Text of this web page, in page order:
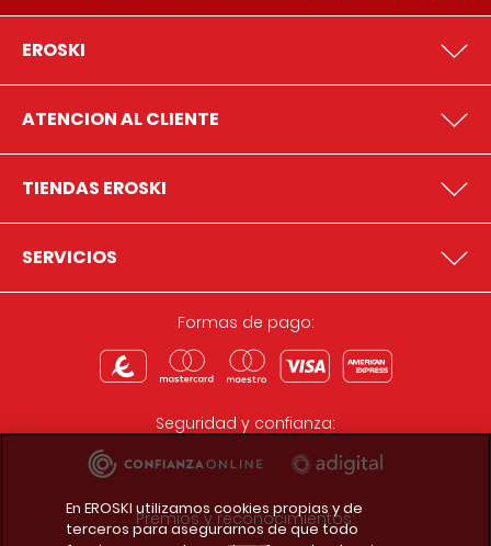
EROSKI
ATENCION AL CLIENTE
TIENDAS EROSKI
SERVICIOS
Formas de pago:
Seguridad y confianza:
Premios y reconocimientos:
En EROSKI utilizamos cookies propias y de
terceros para asegurarnos de que todo